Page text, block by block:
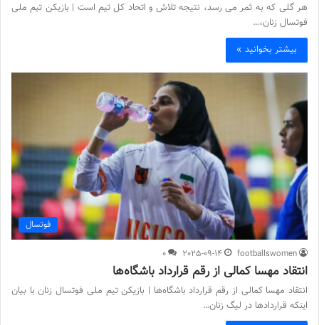
هر گلی که به ثمر می رسد، نتیجه تلاش و اتحاد کل تیم است | بازیکن تیم ملی
فوتسال زنان،…
بیشتر بخوانید »
فوتسال
footballswomen
2025-09-14
0
انتقاد مهسا کمالی از رقم قرارداد باشگاه‌ها
انتقاد مهسا کمالی از رقم قرارداد باشگاه‌ها | بازیکن تیم ملی فوتسال زنان با بیان
اینکه قراردادها در لیگ زنان…